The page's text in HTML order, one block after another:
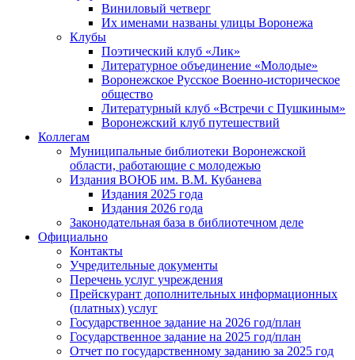
Виниловый четверг
Их именами названы улицы Воронежа
Клубы
Поэтический клуб «Лик»
Литературное объединение «Молодые»
Воронежское Русское Военно-историческое
общество
Литературный клуб «Встречи с Пушкиным»
Воронежский клуб путешествий
Коллегам
Муниципальные библиотеки Воронежской
области, работающие с молодежью
Издания ВОЮБ им. В.М. Кубанева
Издания 2025 года
Издания 2026 года
Законодательная база в библиотечном деле
Официально
Контакты
Учредительные документы
Перечень услуг учреждения
Прейскурант дополнительных информационных
(платных) услуг
Государственное задание на 2026 год/план
Государственное задание на 2025 год/план
Отчет по государственному заданию за 2025 год